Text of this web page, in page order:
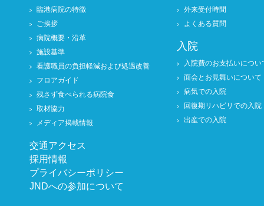
臨港病院の特徴
ご挨拶
病院概要・沿革
施設基準
看護職員の負担軽減および処遇改善
フロアガイド
残さず食べられる病院食
取材協力
メディア掲載情報
交通アクセス
採用情報
プライバシーポリシー
JNDへの参加について
外来受付時間
よくある質問
入院
入院費のお支払いについ
面会とお見舞いについて
病気での入院
回復期リハビリでの入院
出産での入院